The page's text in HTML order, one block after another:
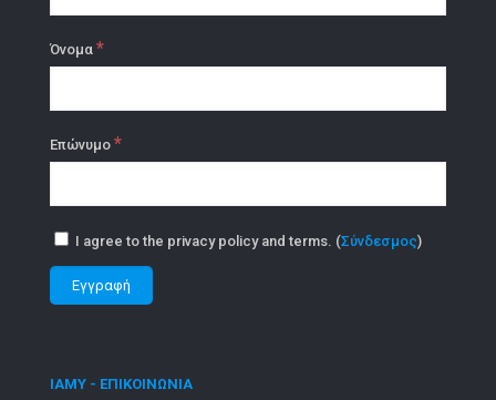
Όνομα *
Επώνυμο *
I agree to the privacy policy and terms. (Σύνδεσμος)
ΙΑΜΥ - ΕΠΙΚΟΙΝΩΝΙΑ